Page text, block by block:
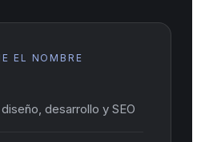
EL NOMBRE
desarrollo y SEO